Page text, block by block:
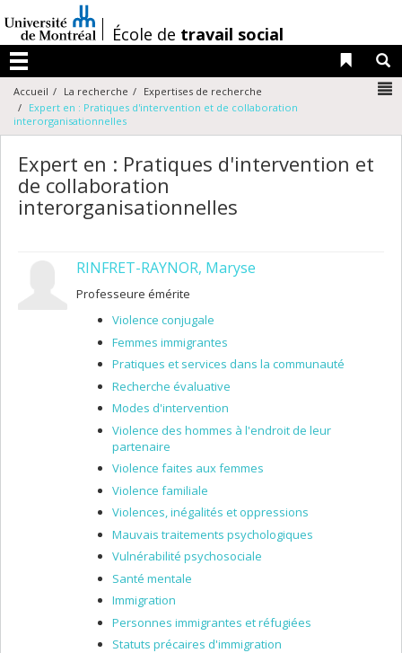
au
contenu
/École de travail social
Menu
Liens
Accueil La recherche
Expertises de recherche
Expert en : Pratiques d'intervention et de collaboration
interorganisationnelles
Expert en : Pratiques d'intervention et
de collaboration
interorganisationnelles
RINFRET-RAYNOR, Maryse
Professeure émérite
Violence conjugale
Femmes immigrantes
Pratiques et services dans la communauté
Recherche évaluative
Modes d'intervention
Violence des hommes à l'endroit de leur
partenaire
Violence faites aux femmes
Violence familiale
Violences, inégalités et oppressions
Mauvais traitements psychologiques
Vulnérabilité psychosociale
Santé mentale
Immigration
Personnes immigrantes et réfugiées
Statuts précaires d'immigration